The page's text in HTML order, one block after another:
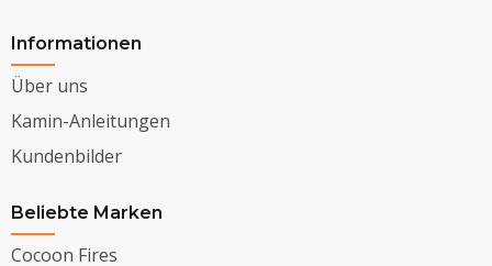
Informationen
Über uns
Kamin-Anleitungen
Kundenbilder
Beliebte Marken
Cocoon Fires